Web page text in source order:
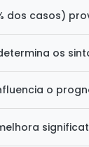
dos casos)
os
o